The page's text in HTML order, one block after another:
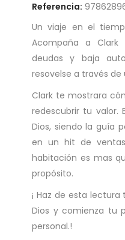
Referencia:
Un viaje en el
Acompaña a Clark
deudas y baja
resovelse a través
Clark te mostrara
redescubrir tu valor.
Dios, siendo la guía
en un hit de
habitación es mas
propósito.
¡ Haz de esta
Dios y comienza tu
personal.!